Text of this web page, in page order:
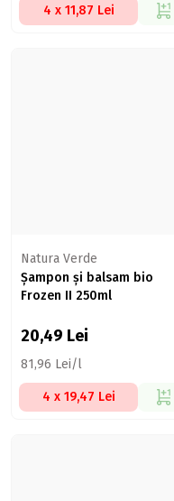
4 x 11,87 Lei
Natura Verde
Șampon și balsam bio
Frozen II 250ml
20,49 Lei
81,96 Lei/l
4 x 19,47 Lei